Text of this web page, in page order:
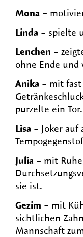
Mona –
Linda – spielte
Lenchen –
ohne Ende und
Anika – mit
purzelte ein Tor.
Lisa – Joker
Julia – mit
sie ist.
Gezim – mit
sichtlichen
Mannschaft